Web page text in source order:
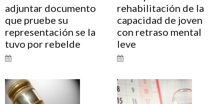
adjuntar documento
que pruebe su
representación se la
tuvo por rebelde
rehabilitación de la
capacidad de joven
con retraso mental
leve